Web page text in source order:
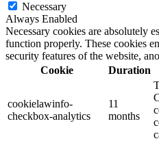
Necessary
Always Enabled
Necessary cookies are absolutely
function properly. These cookies
security features of the website,
Cookie
Duration
cookielawinfo-
checkbox-analytics
11
months